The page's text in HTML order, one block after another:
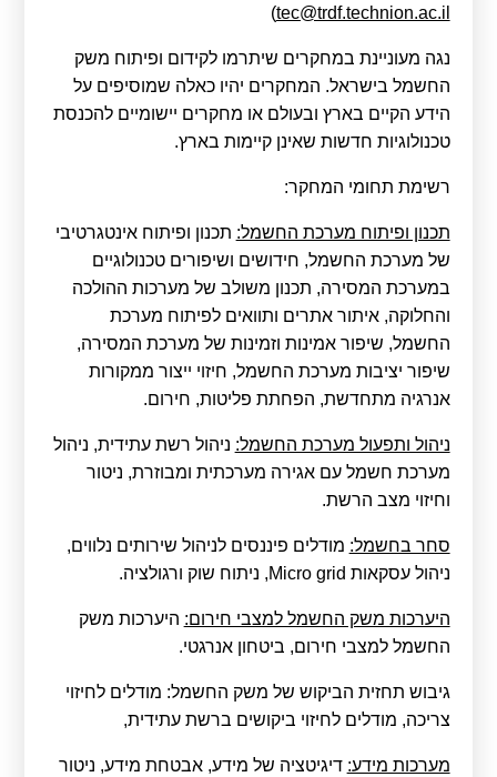
tec@trdf.technion.ac.il
)
נגה מעוניינת במחקרים שיתרמו לקידום ופיתוח משק
החשמל בישראל. המחקרים יהיו כאלה שמוסיפים על
הידע הקיים בארץ ובעולם או מחקרים יישומיים להכנסת
טכנולוגיות חדשות שאינן קיימות בארץ.
רשימת תחומי המחקר:
תכנון ופיתוח מערכת החשמל: תכנון ופיתוח אינטגרטיבי
של מערכת החשמל, חידושים ושיפורים טכנולוגיים
במערכת המסירה, תכנון משולב של מערכות ההולכה
והחלוקה, איתור אתרים ותוואים לפיתוח מערכת
החשמל, שיפור אמינות וזמינות של מערכת המסירה,
שיפור יציבות מערכת החשמל, חיזוי ייצור ממקורות
אנרגיה מתחדשת, הפחתת פליטות, חירום.
ניהול ותפעול מערכת החשמל: ניהול רשת עתידית, ניהול
מערכת חשמל עם אגירה מערכתית ומבוזרת, ניטור
וחיזוי מצב הרשת.
סחר בחשמל: מודלים פיננסים לניהול שירותים נלווים,
ניהול עסקאות Micro grid, ניתוח שוק ורגולציה.
היערכות משק החשמל למצבי חירום: היערכות משק
החשמל למצבי חירום, ביטחון אנרגטי.
גיבוש תחזית הביקוש של משק החשמל: מודלים לחיזוי
צריכה, מודלים לחיזוי ביקושים ברשת עתידית,
מערכות מידע: דיגיטציה של מידע, אבטחת מידע, ניטור